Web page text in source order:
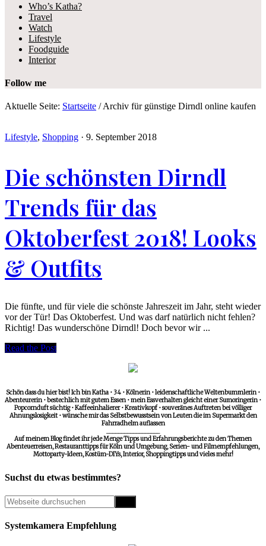
Who’s Katha?
Travel
Watch
Lifestyle
Foodguide
Interior
Follow me
Aktuelle Seite: Startseite /Archiv für günstige Dirndl online kaufen
Lifestyle, Shopping · 9. September 2018
Die schönsten Dirndl
Trends für das
Oktoberfest 2018! Looks
& Outfits
Die fünfte, und für viele die schönste Jahreszeit im Jahr, steht wieder
vor der Tür! Das Oktoberfest. Und was darf natürlich nicht fehlen?
Richtig! Das wunderschöne Dirndl! Doch bevor wir ...
Read the Post
Schön dass du hier bist! Ich bin Katha • 34 • Kölnerin • leidenschaftliche Weltenbummlerin •
Abenteurerin • bestechlich mit gutem Essen • mein Essverhalten gleicht einer Sumoringerin •
Popcornduft süchtig • Kaffeeinhalierer • Kreativkopf • souveränes Auftreten bei völliger
Ahnungslosigkeit • wünsche mir das Selbstbewusstsein von Leuten die im Supermarkt den
Fahrradhelm auflassen
__________________
Auf meinem Blog findet ihr jede Menge Tipps und Erfahrungsberichte zu den Themen
Abenteuerreisen, Restauranttipps für Köln und Umgebung, Serien- und Filmempfehlungen,
Mottoparty-Ideen, Kostüm-DIYs, Interior, Shoppingtipps und vieles mehr!
Suchst du etwas bestimmtes?
Systemkamera Empfehlung